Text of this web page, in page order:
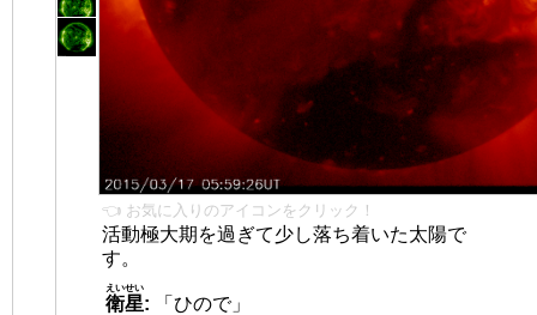
👈 お気に入りのアイコンをクリック！
活動極大期を過ぎて少し落ち着いた太陽で
す。
衛星
えいせい
:
「ひので」